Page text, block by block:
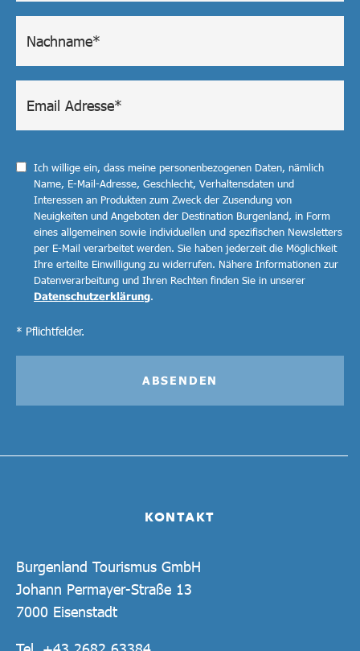
KONTAKT
Burgenland Tourismus GmbH
Johann Permayer-Straße 13
7000 Eisenstadt
Ich willige ein, dass meine personenbezogenen Daten, nämlich
Name, E-Mail-Adresse, Geschlecht, Verhaltensdaten und
Interessen an Produkten zum Zweck der Zusendung von
Neuigkeiten und Angeboten der Destination Burgenland, in Form
eines allgemeinen sowie individuellen und spezifischen Newsletters
per E-Mail verarbeitet werden. Sie haben jederzeit die Möglichkeit
Ihre erteilte Einwilligung zu widerrufen. Nähere Informationen zur
Datenverarbeitung und Ihren Rechten finden Sie in unserer
Datenschutzerklärung.
* Pflichtfelder.
ABSENDEN